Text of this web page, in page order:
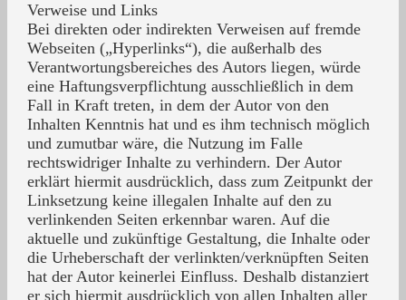
Verweise und Links
Bei direkten oder indirekten Verweisen auf fremde
Webseiten („Hyperlinks“), die außerhalb des
Verantwortungsbereiches des Autors liegen, würde
eine Haftungsverpflichtung ausschließlich in dem
Fall in Kraft treten, in dem der Autor von den
Inhalten Kenntnis hat und es ihm technisch möglich
und zumutbar wäre, die Nutzung im Falle
rechtswidriger Inhalte zu verhindern. Der Autor
erklärt hiermit ausdrücklich, dass zum Zeitpunkt der
Linksetzung keine illegalen Inhalte auf den zu
verlinkenden Seiten erkennbar waren. Auf die
aktuelle und zukünftige Gestaltung, die Inhalte oder
die Urheberschaft der verlinkten/verknüpften Seiten
hat der Autor keinerlei Einfluss. Deshalb distanziert
er sich hiermit ausdrücklich von allen Inhalten aller